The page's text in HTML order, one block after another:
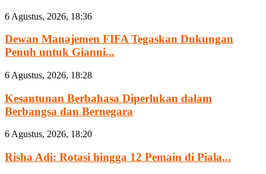
6 Agustus, 2026, 18:36
Dewan Manajemen FIFA Tegaskan Dukungan
Penuh untuk Gianni...
6 Agustus, 2026, 18:28
Kesantunan Berbahasa Diperlukan dalam
Berbangsa dan Bernegara
6 Agustus, 2026, 18:20
Risha Adi: Rotasi hingga 12 Pemain di Piala...